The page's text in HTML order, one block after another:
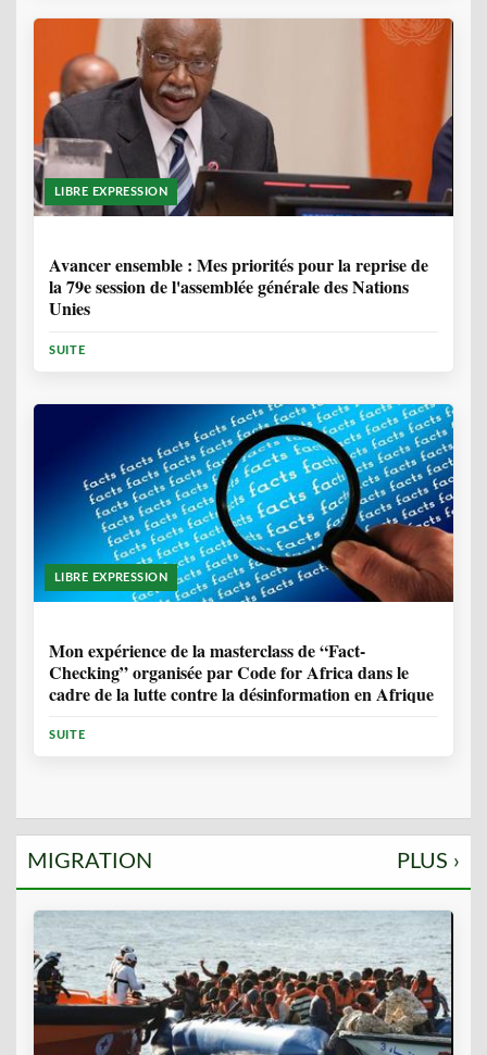
LIBRE EXPRESSION
Avancer ensemble : Mes priorités pour la reprise de
la 79e session de l'assemblée générale des Nations
Unies
SUITE
LIBRE EXPRESSION
Mon expérience de la masterclass de “Fact-
Checking” organisée par Code for Africa dans le
cadre de la lutte contre la désinformation en Afrique
SUITE
MIGRATION PLUS ›